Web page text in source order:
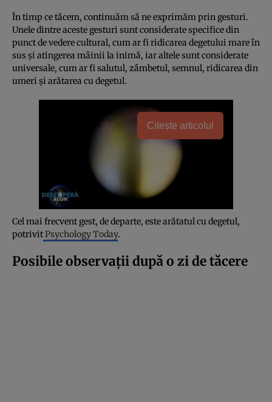
În timp ce tăcem, continuăm să ne exprimăm prin gesturi.
Unele dintre aceste gesturi sunt considerate specifice din
punct de vedere cultural, cum ar fi ridicarea degetului mare în
sus și atingerea mâinii la inimă, iar altele sunt considerate
universale, cum ar fi salutul, zâmbetul, semnul, ridicarea din
umeri și arătarea cu degetul.
Citește articolul
Cel mai frecvent gest, de departe, este arătatul cu degetul,
potrivitPsychology Today.
Posibile observații după o zi de tăcere